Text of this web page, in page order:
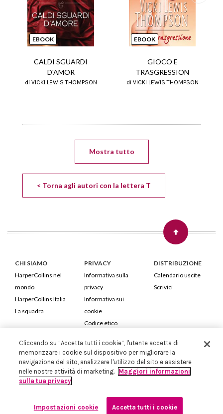
EBOOK
CALDI SGUARDI
D'AMOR
di VICKI LEWIS THOMPSON
EBOOK
GIOCO E
TRASGRESSION
di VICKI LEWIS THOMPSON
Mostra tutto
< Torna agli autori con la lettera T
CHI SIAMO
HarperCollins nel
mondo
HarperCollins Italia
La squadra
PRIVACY
Informativa sulla
privacy
Informativa sui
cookie
Codice etico
DISTRIBUZIONE
Calendario uscite
Scrivici
HarperCollins Italia S.p.A. Viale Monte Nero, 84 - 20135 Milano
Cod. Fiscale e P.IVA 05946780151 - Capitale Sociale 258.250 €
Iscritta in Milano al Registro delle imprese nr.198004 e REA nr.1051898
Cliccando su “Accetta tutti i cookie”, l'utente accetta di
memorizzare i cookie sul dispositivo per migliorare la
navigazione del sito, analizzare l'utilizzo del sito e assistere
nelle nostre attività di marketing. Maggiori informazioni
sulla tua privacy
Impostazioni cookie Accetta tutti i cookie